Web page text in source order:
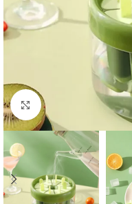
Kliknite za uvećanje